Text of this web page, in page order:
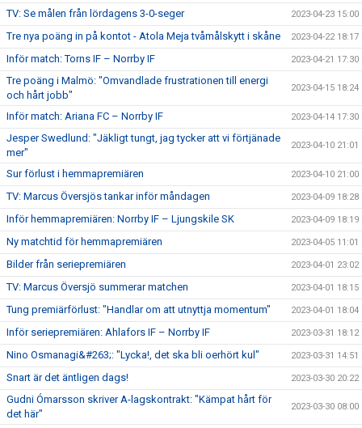
TV: Se målen från lördagens 3-0-seger 2023-04-23 15:00
Tre nya poäng in på kontot - Atola Meja tvåmålskytt i skåne 2023-04-22 18:17
Inför match: Torns IF – Norrby IF 2023-04-21 17:30
Tre poäng i Malmö: "Omvandlade frustrationen till energi
och hårt jobb"
2023-04-15 18:24
Inför match: Ariana FC – Norrby IF 2023-04-14 17:30
Jesper Swedlund: "Jäkligt tungt, jag tycker att vi förtjänade
mer"
2023-04-10 21:01
Sur förlust i hemmapremiären 2023-04-10 21:00
TV: Marcus Översjös tankar inför måndagen 2023-04-09 18:28
Inför hemmapremiären: Norrby IF – Ljungskile SK 2023-04-09 18:19
Ny matchtid för hemmapremiären 2023-04-05 11:01
Bilder från seriepremiären 2023-04-01 23:02
TV: Marcus Översjö summerar matchen 2023-04-01 18:15
Tung premiärförlust: "Handlar om att utnyttja momentum" 2023-04-01 18:04
Inför seriepremiären: Ahlafors IF – Norrby IF 2023-03-31 18:12
Nino Osmanagi&#263;: "Lycka!, det ska bli oerhört kul" 2023-03-31 14:51
Snart är det äntligen dags! 2023-03-30 20:22
Gudni Ómarsson skriver A-lagskontrakt: "Kämpat hårt för
det här"
2023-03-30 08:00